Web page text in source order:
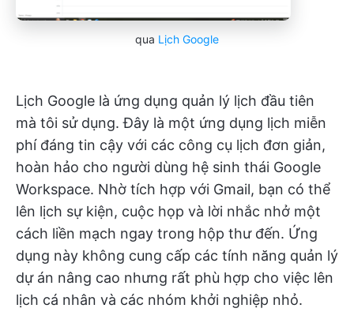
qua Lịch Google
Lịch Google là ứng dụng quản lý lịch đầu tiên
mà tôi sử dụng. Đây là một ứng dụng lịch miễn
phí đáng tin cậy với các công cụ lịch đơn giản,
hoàn hảo cho người dùng hệ sinh thái Google
Workspace. Nhờ tích hợp với Gmail, bạn có thể
lên lịch sự kiện, cuộc họp và lời nhắc nhở một
cách liền mạch ngay trong hộp thư đến. Ứng
dụng này không cung cấp các tính năng quản lý
dự án nâng cao nhưng rất phù hợp cho việc lên
lịch cá nhân và các nhóm khởi nghiệp nhỏ.